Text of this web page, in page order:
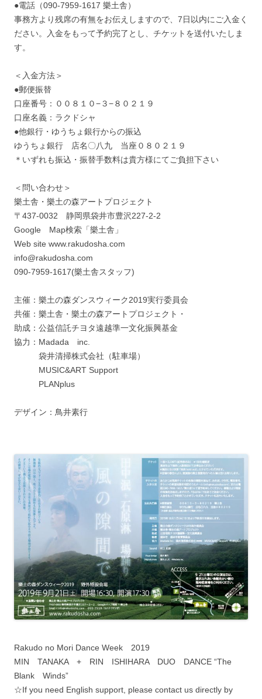
●電話（090-7959-1617 樂土舎）
事務方より残席の有無をお伝えしますので、7日以内にご入金く
ださい。入金をもって予約完了とし、チケットを送付いたしま
す。
＜入金方法＞
●郵便振替
口座番号：００８１０−３−８０２１９
口座名義：ラクドシャ
●他銀行・ゆうちょ銀行からの振込
ゆうちょ銀行 店名〇八九 当座０８０２１９
＊いずれも振込・振替手数料は貴方様にてご負担下さい
＜問い合わせ＞
樂土舎・樂土の森アートプロジェクト
〒437-0032 静岡県袋井市豊沢227-2-2
Google Map検索「樂土舎」
Web site www.rakudosha.com
info@rakudosha.com
090-7959-1617(樂土舎スタッフ)
主催：樂土の森ダンスウィーク2019実行委員会
共催：樂土舎・樂土の森アートプロジェクト・
助成：公益信託チヨタ遠越準一文化振興基金
協力：Madada inc.
袋井清掃株式会社（駐車場）
MUSIC&ART Support
PLANplus
デザイン：鳥井素行
Rakudo no Mori Dance Week 2019
MIN TANAKA + RIN ISHIHARA DUO DANCE “The
Blank Winds”
☆If you need English support, please contact us directly by